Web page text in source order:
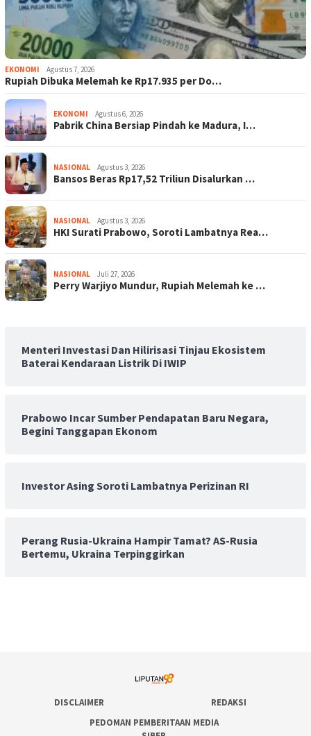
EKONOMI Agustus 7, 2026
Rupiah Dibuka Melemah ke Rp17.935 per Do…
EKONOMI Agustus 6, 2026
Pabrik China Bersiap Pindah ke Madura, I…
NASIONAL Agustus 3, 2026
Bansos Beras Rp17,52 Triliun Disalurkan …
NASIONAL Agustus 3, 2026
HKI Surati Prabowo, Soroti Lambatnya Rea…
NASIONAL Juli 27, 2026
Perry Warjiyo Mundur, Rupiah Melemah ke …
Menteri Investasi Dan Hilirisasi Tinjau Ekosistem
Baterai Kendaraan Listrik Di IWIP
Prabowo Incar Sumber Pendapatan Baru Negara,
Begini Tanggapan Ekonom
Investor Asing Soroti Lambatnya Perizinan RI
Perang Rusia-Ukraina Hampir Tamat? AS-Rusia
Bertemu, Ukraina Terpinggirkan
DISCLAIMER
REDAKSI
PEDOMAN PEMBERITAAN MEDIA